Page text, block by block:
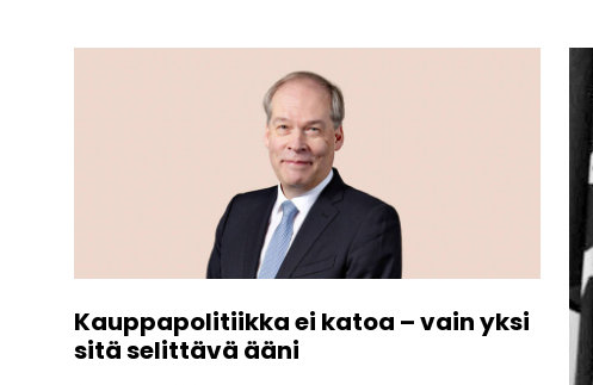
Kauppapolitiikka ei katoa – vain yksi
sitä selittävä ääni